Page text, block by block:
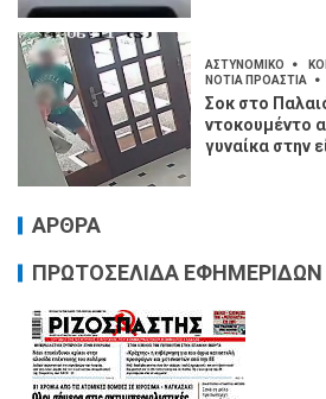
ΑΣΤΥΝΟΜΙΚΟ
ΝΟΤΙΑ ΠΡΟΑΣΤΙΑ
Σοκ στο
ντοκουμέντο
γυναίκα στην
ΑΡΘΡΑ
ΠΡΩΤΟΣΕΛΙΔΑ ΕΦΗΜΕΡΙΔΩΝ